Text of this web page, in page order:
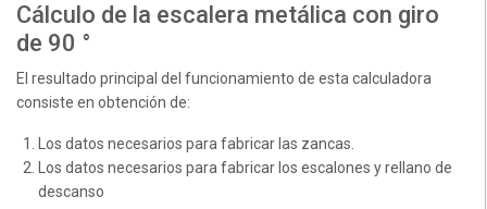
Cálculo de la escalera metálica con giro
de 90 °
El resultado principal del funcionamiento de esta calculadora
consiste en obtención de:
Los datos necesarios para fabricar las zancas.
Los datos necesarios para fabricar los escalones y rellano de
descanso